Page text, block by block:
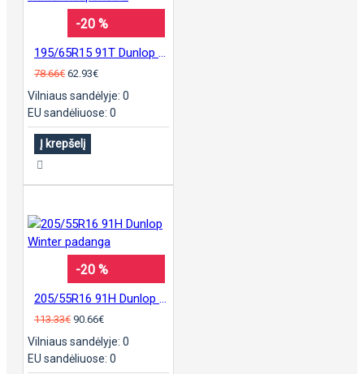
-20 %
78.66€ 62.93€
Vilniaus sandėlyje: 0
EU sandėliuose: 0
Į krepšelį
-20 %
113.33€ 90.66€
Vilniaus sandėlyje: 0
EU sandėliuose: 0